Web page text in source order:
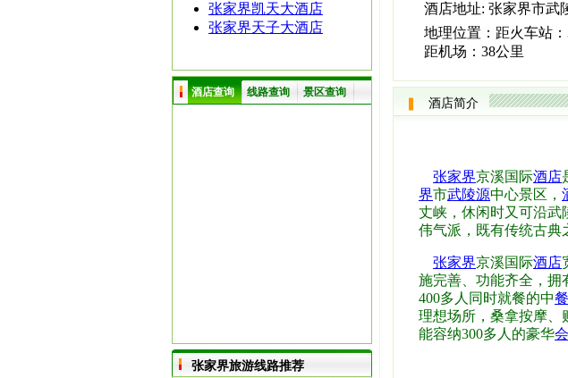
张家界凯天大酒店
张家界天子大酒店
酒店查询 线路查询 景区查询
张家界旅游线路推荐
酒店地址: 张家界市武
地理位置： 距火车站
距机场：38公里
酒店简介
张家界京溪国际酒店
界市武陵源中心景区，
丈峡，休闲时又可沿武
伟气派，既有传统古典
张家界京溪国际酒店
施完善、功能齐全，拥
400多人同时就餐的中
理想场所，桑拿按摩、
能容纳300多人的豪华